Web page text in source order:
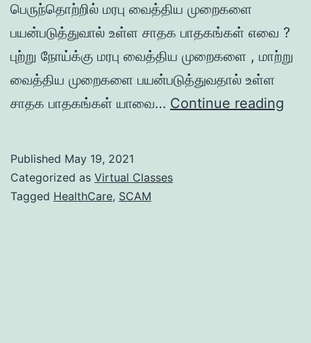
பெருந்தொற்றில் மரபு வைத்திய முறைகளை
பயன்படுத்துவால் உள்ள சாதக பாதகங்கள் எவை ?
புற்று நோய்க்கு மரபு வைத்திய முறைகளை , மாற்று
வைத்திய முறைகளை பயன்படுத்துவதால் உள்ள
சாதக பாதகங்கள் யாவை… Continue reading
Published May 19, 2021
Categorized as Virtual Classes
Tagged HealthCare, SCAM